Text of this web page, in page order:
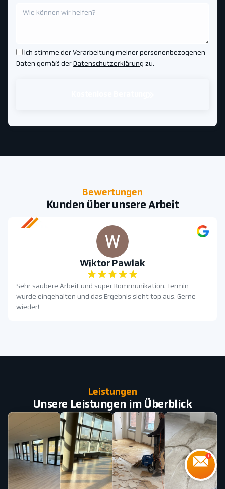
Ich stimme der Verarbeitung meiner personenbezogenen
Daten gemäß der Datenschutzerklärung zu.
Bewertungen
Kunden über unsere Arbeit
Wiktor Pawlak
Sehr saubere Arbeit und super Kommunikation. Termin
wurde eingehalten und das Ergebnis sieht top aus. Gerne
wieder!
Leistungen
Unsere Leistungen im Überblick